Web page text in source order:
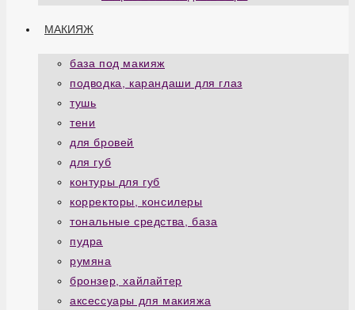
МАКИЯЖ
база под макияж
подводка, карандаши для глаз
тушь
тени
для бровей
для губ
контуры для губ
корректоры, консилеры
тональные средства, база
пудра
румяна
бронзер, хайлайтер
аксессуары для макияжа